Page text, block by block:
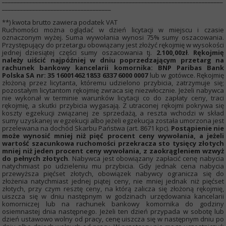
**) kwota brutto zawiera podatek VAT
Ruchomości można oglądać w dzień licytacji w miejscu i czasie
oznaczonym wyżej. Suma wywołania wynosi 75% sumy oszacowania.
Przystępujący do przetargu obowiązany jest złożyć rękojmię w wysokości
jednej dziesiątej części sumy oszacowania tj. 2.100,00zł. Rękojmię
należy uiścić najpóźniej w dniu poprzedzającym przetarg na
rachunek bankowy kancelarii komornika: BNP Paribas Bank
Polska SA nr: 35 16001462 1853 6337 6000 0007lub w gotówce. Rękojmię
złożoną przez licytanta, któremu udzielono przybicia, zatrzymuje się;
pozostałym licytantom rękojmię zwraca się niezwłocznie. Jeżeli nabywca
nie wykonał w terminie warunków licytacji co do zapłaty ceny, traci
rękojmię, a skutki przybicia wygasają. Z utraconej rękojmi pokrywa się
koszty egzekucji związanej ze sprzedażą, a reszta wchodzi w skład
sumy uzyskanej w egzekucji albo jeżeli egzekucja została umorzona jest
przelewana na dochód Skarbu Państwa (art. 8671 kpc). Postąpienie nie
może wynosić mniej niż pięć procent ceny wywołania, a jeżeli
wartość szacunkowa ruchomości przekracza sto tysięcy złotych
mniej niż jeden procent ceny wywołania, z zaokrągleniem wzwyż
do pełnych złotych. Nabywca jest obowiązany zapłacić cenę nabycia
natychmiast po udzieleniu mu przybicia. Gdy jednak cena nabycia
przewyższa pięćset złotych, obowiązek nabywcy ogranicza się do
złożenia natychmiast jednej piątej ceny, nie mniej jednak niż pięćset
złotych, przy czym resztę ceny, na którą zalicza się złożoną rękojmię,
uiszcza się w dniu następnym w godzinach urzędowania kancelarii
komorniczej lub na rachunek bankowy komornika do godziny
osiemnastej dnia następnego. Jeżeli ten dzień przypada w sobotę lub
dzień ustawowo wolny od pracy, cenę uiszcza się w następnym dniu po